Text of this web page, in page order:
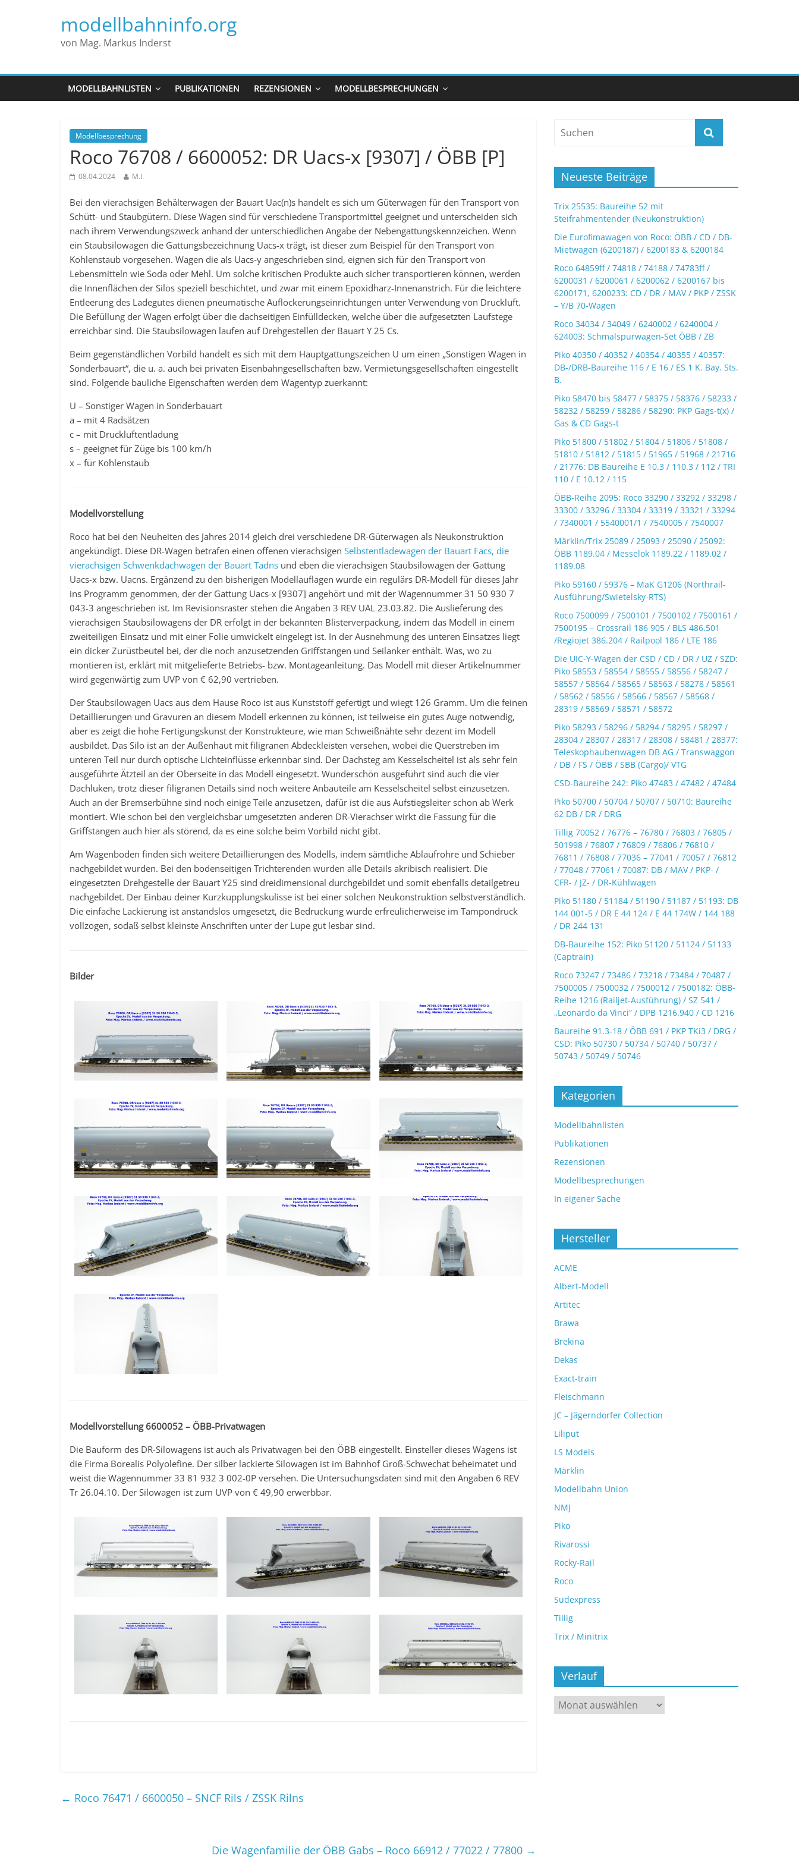
modellbahninfo.org
von Mag. Markus Inderst
MODELLBAHNLISTEN PUBLIKATIONEN REZENSIONEN MODELLBESPRECHUNGEN
Modellbesprechung
Roco 76708 / 6600052: DR Uacs-x [9307] / ÖBB [P]
08.04.2024 M.I.
Bei den vierachsigen Behälterwagen der Bauart Uac(n)s handelt es sich um Güterwagen für den Transport von
Schütt- und Staubgütern. Diese Wagen sind für verschiedene Transportmittel geeignet und unterscheiden sich
nach ihrem Verwendungszweck anhand der unterschiedlichen Angabe der Nebengattungskennzeichen. Wenn
ein Staubsilowagen die Gattungsbezeichnung Uacs-x trägt, ist dieser zum Beispiel für den Transport von
Kohlenstaub vorgesehen. Wagen die als Uacs-y angeschrieben sind, eignen sich für den Transport von
Lebensmitteln wie Soda oder Mehl. Um solche kritischen Produkte auch sicher transportieren können, werden
die Innenflächen der Silos speziell beschichtet, und zwar mit einem Epoxidharz-Innenanstrich. Für die leichtere
Entleerung des Ladegutes dienen pneumatische Auflockerungseinrichtungen unter Verwendung von Druckluft.
Die Befüllung der Wagen erfolgt über die dachseitigen Einfülldecken, welche über die aufgesetzten Laufstege
erreichbar sind. Die Staubsilowagen laufen auf Drehgestellen der Bauart Y 25 Cs.
Beim gegenständlichen Vorbild handelt es sich mit dem Hauptgattungszeichen U um einen „Sonstigen Wagen in
Sonderbauart“, die u. a. auch bei privaten Eisenbahngesellschaften bzw. Vermietungsgesellschaften eingestellt
sind. Folgende bauliche Eigenschaften werden dem Wagentyp zuerkannt:
U – Sonstiger Wagen in Sonderbauart
a – mit 4 Radsätzen
c – mit Druckluftentladung
s – geeignet für Züge bis 100 km/h
x – für Kohlenstaub
Modellvorstellung
Roco hat bei den Neuheiten des Jahres 2014 gleich drei verschiedene DR-Güterwagen als Neukonstruktion
angekündigt. Diese DR-Wagen betrafen einen offenen vierachsigen Selbstentladewagen der Bauart Facs, die
vierachsigen Schwenkdachwagen der Bauart Tadns und eben die vierachsigen Staubsilowagen der Gattung
Uacs-x bzw. Uacns. Ergänzend zu den bisherigen Modellauflagen wurde ein regulärs DR-Modell für dieses Jahr
ins Programm genommen, der der Gattung Uacs-x [9307] angehört und mit der Wagennummer 31 50 930 7
043-3 angeschrieben ist. Im Revisionsraster stehen die Angaben 3 REV UAL 23.03.82. Die Auslieferung des
vierachsigen Staubsilowagens der DR erfolgt in der bekannten Blisterverpackung, indem das Modell in einem
zweiteiligen Einsatz und mit einer Folie umwickelt eingelegt ist. In der Ausnehmung des unteren Einsatzes liegt
ein dicker Zurüstbeutel bei, der die noch anzusetzenden Griffstangen und Seilanker enthält. Was, wo zu
montieren ist, erklärt mit mitgelieferte Betriebs- bzw. Montageanleitung. Das Modell mit dieser Artikelnummer
wird gegenwärtig zum UVP von € 62,90 vertrieben.
Der Staubsilowagen Uacs aus dem Hause Roco ist aus Kunststoff gefertigt und wiegt 126 Gramm. Um die feinen
Detaillierungen und Gravuren an diesem Modell erkennen zu können, ist teilweise ein gutes Auge notwendig,
aber es zeigt die hohe Fertigungskunst der Konstrukteure, wie man Schweißnähte sehr dezent im Modell
ausbildet. Das Silo ist an der Außenhaut mit filigranen Abdeckleisten versehen, wobei die Querstreben im
unteren Teil nur durch optische Lichteinflüsse erkennbar sind. Der Dachsteg am Kesselscheitel ist als sehr fein
ausgeführte Ätzteil an der Oberseite in das Modell eingesetzt. Wunderschön ausgeführt sind auch die vier
Dachluken, trotz dieser filigranen Details sind noch weitere Anbauteile am Kesselscheitel selbst einzusetzen.
Auch an der Bremserbühne sind noch einige Teile anzusetzen, dafür ist die aus Aufstiegsleiter schon ab Werk
montiert. Wie schon bei den vergleichsbar umgesetzten anderen DR-Vierachser wirkt die Fassung für die
Griffstangen auch hier als störend, da es eine solche beim Vorbild nicht gibt.
Am Wagenboden finden sich weitere Detaillierungen des Modells, indem sämtliche Ablaufrohre und Schieber
nachgebildet wurden. Bei den bodenseitigen Trichterenden wurden alle Details akribisch realisiert. Die
eingesetzten Drehgestelle der Bauart Y25 sind dreidimensional durchgebildet und somit ebenfalls detailgetreu
nachgebildet. Der Einbau deiner Kurzkupplungskulisse ist bei einer solchen Neukonstruktion selbstverständlich.
Die einfache Lackierung ist anstandslos umgesetzt, die Bedruckung wurde erfreulicherweise im Tampondruck
vollzogen, sodaß selbst kleinste Anschriften unter der Lupe gut lesbar sind.
Bilder
Modellvorstellung 6600052 – ÖBB-Privatwagen
Die Bauform des DR-Silowagens ist auch als Privatwagen bei den ÖBB eingestellt. Einsteller dieses Wagens ist
die Firma Borealis Polyolefine. Der silber lackierte Silowagen ist im Bahnhof Groß-Schwechat beheimatet und
weist die Wagennummer 33 81 932 3 002-0P versehen. Die Untersuchungsdaten sind mit den Angaben 6 REV
Tr 26.04.10. Der Silowagen ist zum UVP von € 49,90 erwerbbar.
← Roco 76471 / 6600050 – SNCF Rils / ZSSK Rilns
Die Wagenfamilie der ÖBB Gabs – Roco 66912 / 77022 / 77800 →
Neueste Beiträge
Trix 25535: Baureihe 52 mit
Steifrahmentender (Neukonstruktion)
Die Eurofimawagen von Roco: ÖBB / CD / DB-
Mietwagen (6200187) / 6200183 & 6200184
Roco 64859ff / 74818 / 74188 / 74783ff /
6200031 / 6200061 / 6200062 / 6200167 bis
6200171, 6200233: CD / DR / MAV / PKP / ZSSK
– Y/B 70-Wagen
Roco 34034 / 34049 / 6240002 / 6240004 /
624003: Schmalspurwagen-Set ÖBB / ZB
Piko 40350 / 40352 / 40354 / 40355 / 40357:
DB-/DRB-Baureihe 116 / E 16 / ES 1 K. Bay. Sts.
B.
Piko 58470 bis 58477 / 58375 / 58376 / 58233 /
58232 / 58259 / 58286 / 58290: PKP Gags-t(x) /
Gas & CD Gags-t
Piko 51800 / 51802 / 51804 / 51806 / 51808 /
51810 / 51812 / 51815 / 51965 / 51968 / 21716
/ 21776: DB Baureihe E 10.3 / 110.3 / 112 / TRI
110 / E 10.12 / 115
ÖBB-Reihe 2095: Roco 33290 / 33292 / 33298 /
33300 / 33296 / 33304 / 33319 / 33321 / 33294
/ 7340001 / 5540001/1 / 7540005 / 7540007
Märklin/Trix 25089 / 25093 / 25090 / 25092:
ÖBB 1189.04 / Messelok 1189.22 / 1189.02 /
1189.08
Piko 59160 / 59376 – MaK G1206 (Northrail-
Ausführung/Swietelsky-RTS)
Roco 7500099 / 7500101 / 7500102 / 7500161 /
7500195 – Crossrail 186 905 / BLS 486.501
/Regiojet 386.204 / Railpool 186 / LTE 186
Die UIC-Y-Wagen der CSD / CD / DR / UZ / SZD:
Piko 58553 / 58554 / 58555 / 58556 / 58247 /
58557 / 58564 / 58565 / 58563 / 58278 / 58561
/ 58562 / 58556 / 58566 / 58567 / 58568 /
28319 / 58569 / 58571 / 58572
Piko 58293 / 58296 / 58294 / 58295 / 58297 /
28304 / 28307 / 28317 / 28308 / 58481 / 28377:
Teleskophaubenwagen DB AG / Transwaggon
/ DB / FS / ÖBB / SBB (Cargo)/ VTG
CSD-Baureihe 242: Piko 47483 / 47482 / 47484
Piko 50700 / 50704 / 50707 / 50710: Baureihe
62 DB / DR / DRG
Tillig 70052 / 76776 – 76780 / 76803 / 76805 /
501998 / 76807 / 76809 / 76806 / 76810 /
76811 / 76808 / 77036 – 77041 / 70057 / 76812
/ 77048 / 77061 / 70087: DB / MAV / PKP- /
CFR- / JZ- / DR-Kühlwagen
Piko 51180 / 51184 / 51190 / 51187 / 51193: DB
144 001-5 / DR E 44 124 / E 44 174W / 144 188
/ DR 244 131
DB-Baureihe 152: Piko 51120 / 51124 / 51133
(Captrain)
Roco 73247 / 73486 / 73218 / 73484 / 70487 /
7500005 / 7500032 / 7500012 / 7500182: ÖBB-
Reihe 1216 (Railjet-Ausführung) / SZ 541 /
„Leonardo da Vinci“ / DPB 1216.940 / CD 1216
Baureihe 91.3-18 / ÖBB 691 / PKP TKi3 / DRG /
CSD: Piko 50730 / 50734 / 50740 / 50737 /
50743 / 50749 / 50746
Kategorien
Modellbahnlisten
Publikationen
Rezensionen
Modellbesprechungen
In eigener Sache
Hersteller
ACME
Albert-Modell
Artitec
Brawa
Brekina
Dekas
Exact-train
Fleischmann
JC – Jägerndorfer Collection
Liliput
LS Models
Märklin
Modellbahn Union
NMJ
Piko
Rivarossi
Rocky-Rail
Roco
Sudexpress
Tillig
Trix / Minitrix
Verlauf